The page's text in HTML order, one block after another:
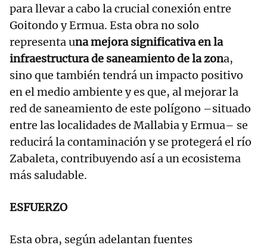
para llevar a cabo la crucial conexión entre
Goitondo y Ermua. Esta obra no solo
representa una mejora significativa en la
infraestructura de saneamiento de la zona,
sino que también tendrá un impacto positivo
en el medio ambiente y es que, al mejorar la
red de saneamiento de este polígono –situado
entre las localidades de Mallabia y Ermua– se
reducirá la contaminación y se protegerá el río
Zabaleta, contribuyendo así a un ecosistema
más saludable.
ESFUERZO
Esta obra, según adelantan fuentes